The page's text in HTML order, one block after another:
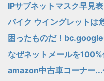
IPサブネットマスク早見表
バイク ウイングレットは
困ったものだ！
なぜネットメールを
amazon中古車コーナー